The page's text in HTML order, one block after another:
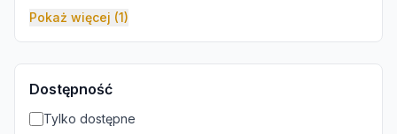
Pokaż więcej (1)
Dostępność
Tylko dostępne